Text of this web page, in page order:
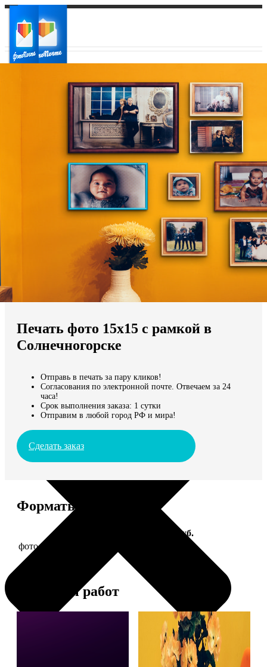
Ваш регион доставки
Выберите из списка:
Мы доставляем по всему миру
Продолжить без города
Печать фото 15х15 с рамкой в
Солнечногорске
Отправь в печать за пару кликов!
Согласования по электронной почте. Отвечаем за 24
часа!
Срок выполнения заказа: 1 сутки
Отправим в любой город РФ и мира!
Сделать заказ
Форматы и цены
Цена, руб.
фото 15х15 в деревянной рамке
Примеры работ